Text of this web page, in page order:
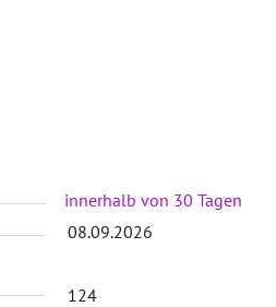
innerhalb von 30 Tagen
08.09.2026
124